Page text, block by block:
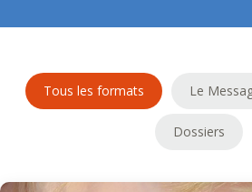
Tous les formats Le
Dossiers